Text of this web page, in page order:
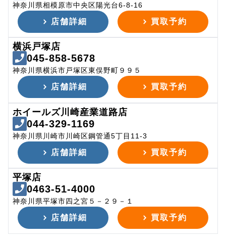
神奈川県相模原市中央区陽光台6-8-16
店舗詳細 買取予約
横浜戸塚店
045-858-5678
神奈川県横浜市戸塚区東俣野町９９５
店舗詳細 買取予約
ホイールズ川崎産業道路店
044-329-1169
神奈川県川崎市川崎区鋼管通5丁目11-3
店舗詳細 買取予約
平塚店
0463-51-4000
神奈川県平塚市四之宮５－２９－１
店舗詳細 買取予約